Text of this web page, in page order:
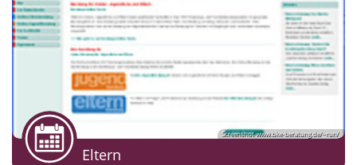
Screenshot www.bke-beratung.de/~run/
Eltern